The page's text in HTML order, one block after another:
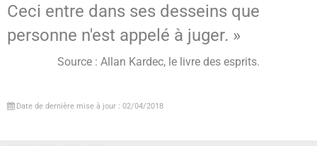
Ceci entre dans ses desseins que
personne n'est appelé à juger. »
Source : Allan Kardec, le livre des esprits.
Date de dernière mise à jour : 02/04/2018